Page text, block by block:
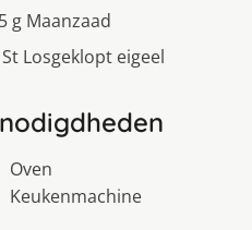
g Maanzaad
Losgeklopt eigeel
Oven
Keukenmachine